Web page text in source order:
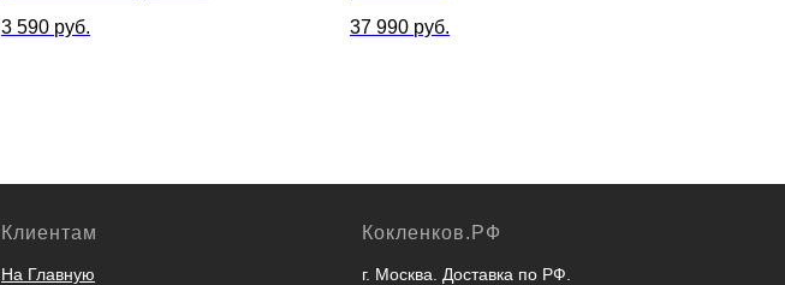
3 590 руб.
37 990 руб.
Клиентам
На Главную
Кокленков.РФ
г. Москва. Доставка по РФ.